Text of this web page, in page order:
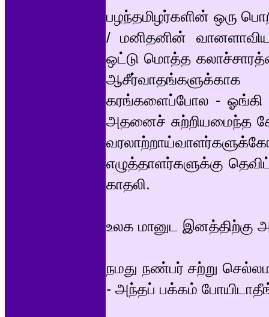
பழந்தமிழர்களின் ஒரு
/ மனிதனின்
ஒட்டு மொத்த
ஆசீர்வாதங்களுக்காக
கரங்களைப்போல - ஓங்கி
அதனைச் சுற்றியமைந்த
எழுத்தாளர்களுக்கு
காதலி.
உலக மானுட இனத்திற்கு
நமது நண்பர் சற்று
- அந்தப் பக்கம்